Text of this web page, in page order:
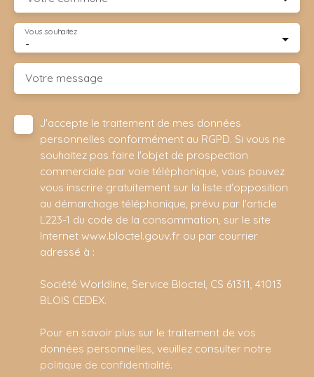
-
Vous souhaitez
Votre message
J'accepte le traitement de mes données
personnelles conformément au RGPD. Si vous ne
souhaitez pas faire l'objet de prospection
commerciale par voie téléphonique, vous pouvez
vous inscrire gratuitement sur la liste d'opposition
au démarchage téléphonique, prévu par l'article
L223-1 du code de la consommation, sur le site
Internet www.bloctel.gouv.fr ou par courrier
adressé à :
Société Worldline, Service Bloctel, CS 61311, 41013
BLOIS CEDEX.
Pour en savoir plus sur le traitement de vos
données personnelles, veuillez consulter notre
politique de confidentialité.